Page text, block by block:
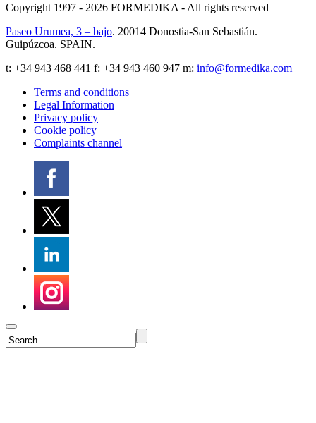
Copyright 1997 - 2026 FORMEDIKA - All rights reserved
Paseo Urumea, 3 – bajo. 20014 Donostia-San Sebastián.
Guipúzcoa. SPAIN.
t: +34 943 468 441 f: +34 943 460 947 m: info@formedika.com
Terms and conditions
Legal Information
Privacy policy
Cookie policy
Complaints channel